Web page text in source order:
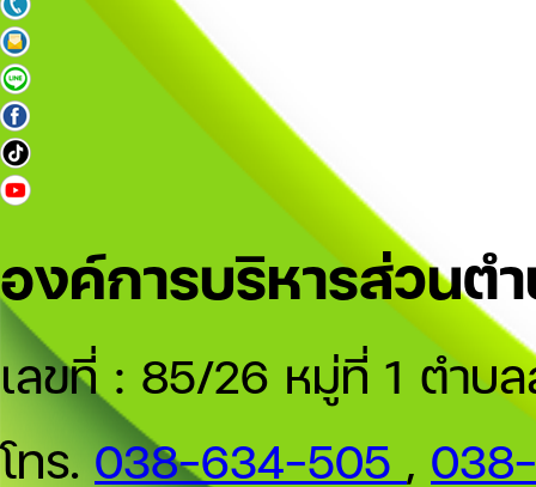
องค์การบริหารส่วนต
เลขที่ : 85/26 หมู่ที่ 1 ตำบ
โทร.038-634-505 ,